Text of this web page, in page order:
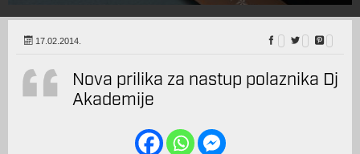
17.02.2014.
Nova prilika za nastup polaznika Dj
Akademije